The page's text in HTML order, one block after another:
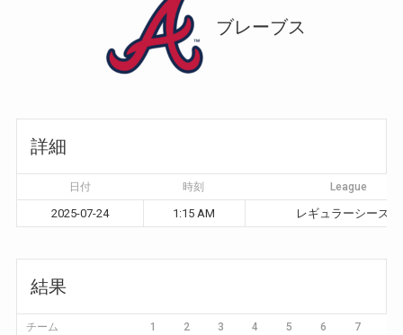
ブレーブス
詳細
日付 時刻 League
2025-07-24 1:15 AM レギュラーシーズン
結果
チーム 1 2 3 4 5 6 7